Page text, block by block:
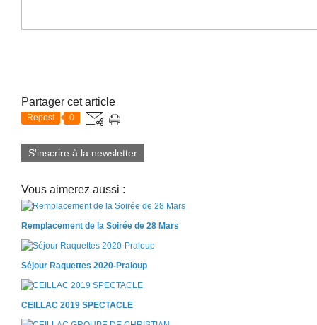
Partager cet article
Repost 0
S'inscrire à la newsletter
Vous aimerez aussi :
Remplacement de la Soirée de 28 Mars
Séjour Raquettes 2020-Praloup
CEILLAC 2019 SPECTACLE